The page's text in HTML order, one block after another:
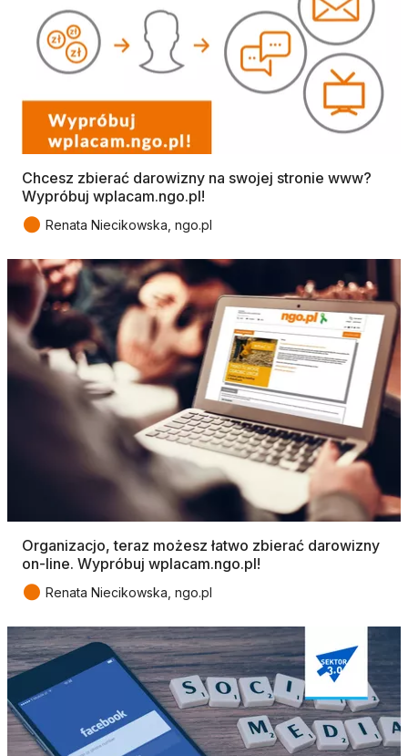
Chcesz zbierać darowizny na swojej stronie www?
Wypróbuj wplacam.ngo.pl!
● Renata Niecikowska, ngo.pl
Organizacjo, teraz możesz łatwo zbierać darowizny
on-line. Wypróbuj wplacam.ngo.pl!
● Renata Niecikowska, ngo.pl